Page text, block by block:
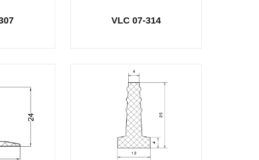
VLC 07-314